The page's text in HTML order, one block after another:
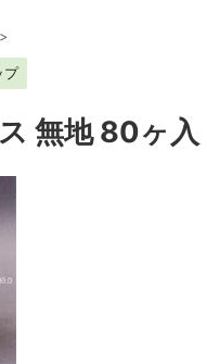
>
プ
無地 80ヶ入